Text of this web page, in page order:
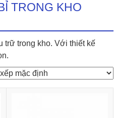
TRONG KHO
trữ trong kho. Với thiết kế